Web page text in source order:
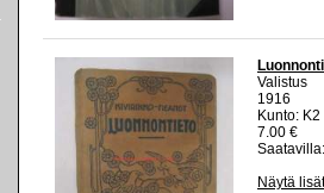
Valistus
1916
Kunto:
7.00 €
Näytä